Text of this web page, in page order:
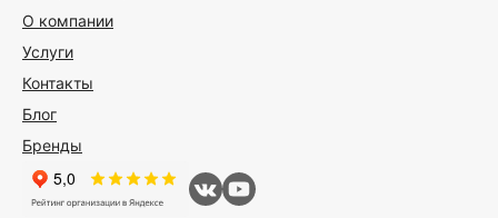
О компании
Услуги
Контакты
Блог
Бренды